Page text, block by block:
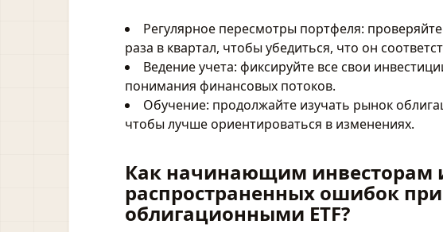
Регулярное пересмотры портфеля:
раза в квартал, чтобы убедиться, что он
Ведение учета: фиксируйте все свои
понимания финансовых потоков.
Обучение: продолжайте изучать рынок
чтобы лучше ориентироваться в изменениях.
Как начинающим инвесторам
распространенных ошибок при
облигационными ETF?